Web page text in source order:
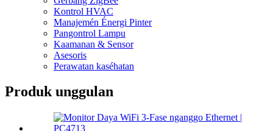
Kontrol HVAC
Manajemén Énergi Pinter
Pangontrol Lampu
Kaamanan & Sensor
Asesoris
Perawatan kaséhatan
Produk unggulan